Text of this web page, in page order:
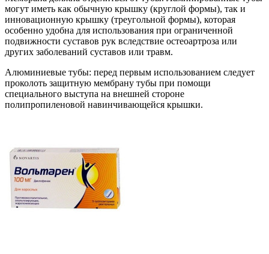
могут иметь как обычную крышку (круглой формы), так и
инновационную крышку (треугольной формы), которая
особенно удобна для использования при ограниченной
подвижности суставов рук вследствие остеоартроза или
других заболеваний суставов или травм.
Алюминиевые тубы: перед первым использованием следует
проколоть защитную мембрану тубы при помощи
специального выступа на внешней стороне
полипропиленовой навинчивающейся крышки.